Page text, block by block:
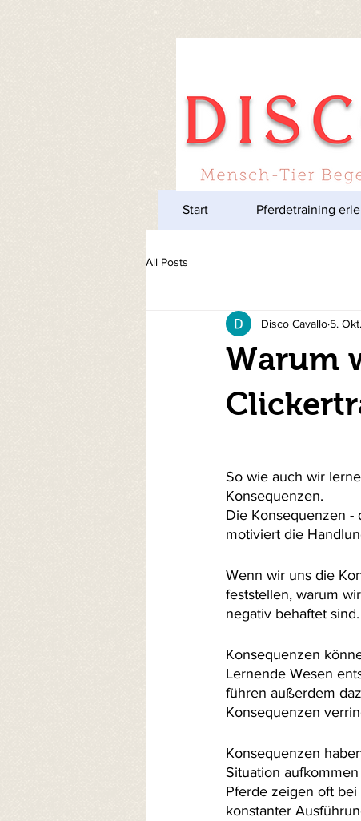
Start Pferdetraining
All Posts
Warum
Disco Cavallo 5.
So wie auch wir
Konsequenzen.
Die Konsequenzen -
motiviert die
Wenn wir uns die
feststellen, warum
negativ behaftet sind.
Konsequenzen
Lernende Wesen
führen außerdem
Konsequenzen
Konsequenzen
Situation
Pferde zeigen oft
konstanter